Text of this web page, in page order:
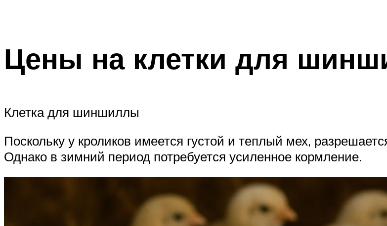
Цены на клетки для
Клетка для шиншиллы
Поскольку у кроликов имеется густой и теплый мех,
Однако в зимний период потребуется усиленное кормление.